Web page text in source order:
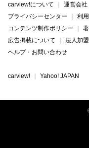
carview!について 運営会社
プライバシーセンター
利
コンテンツ制作ポリシー
広告掲載について
法人加
ヘルプ・お問い合わせ
carview! Yahoo! JAPAN